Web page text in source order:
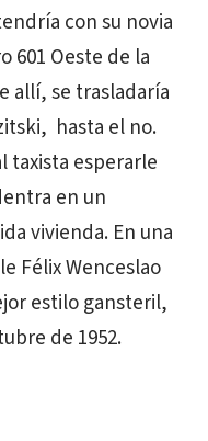
con su novia
601 Oeste de la
allí, se trasladaría
hasta el no.
taxista esperarle
en un
vivienda. En una
Félix Wenceslao
estilo gansteril,
de 1952.